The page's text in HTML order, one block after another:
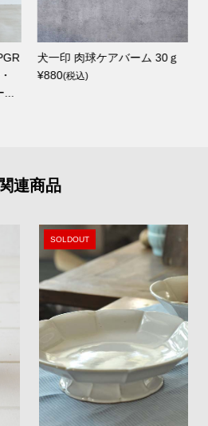
犬一印 肉球ケアバーム 30ｇ
¥880(税込)
関連商品
SOLDOUT